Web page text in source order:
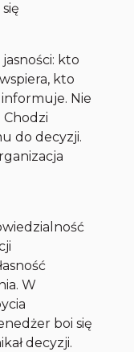
kto
kto
Nie
do decyzji.
W
boi się
decyzji.